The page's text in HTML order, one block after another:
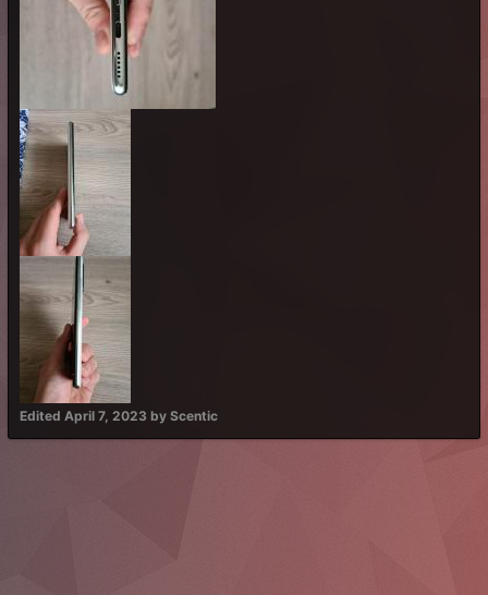
Edited April 7, 2023 by Scentic